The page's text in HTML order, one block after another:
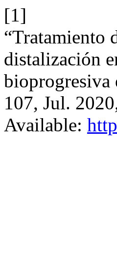
[1]
“Tratamiento
distalización
bioprogresiva
107, Jul.
Available: